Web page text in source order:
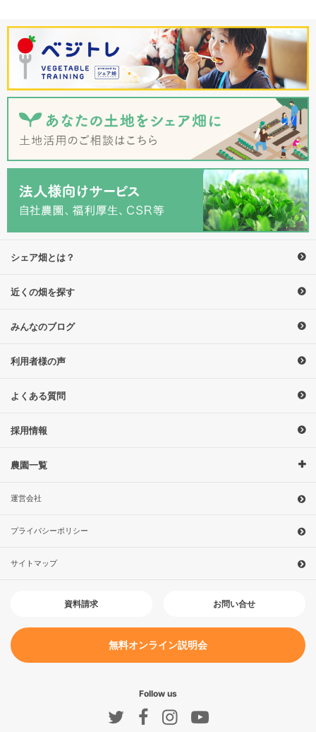
シェア畑とは？
近くの畑を探す
みんなのブログ
利用者様の声
よくある質問
採用情報
農園一覧
運営会社
プライバシーポリシー
サイトマップ
資料請求 お問い合せ
無料オンライン説明会
Follow us